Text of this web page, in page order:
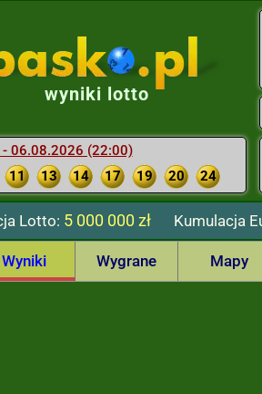
wyniki lotto
- 06.08.2026 (22:00)
11 13 14 17 19 20 24
Lotto: 5 000 000 zł Kumulacja
Wyniki Wygrane Mapy